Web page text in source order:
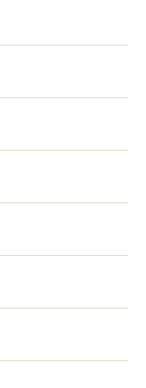
フリーダイヤル